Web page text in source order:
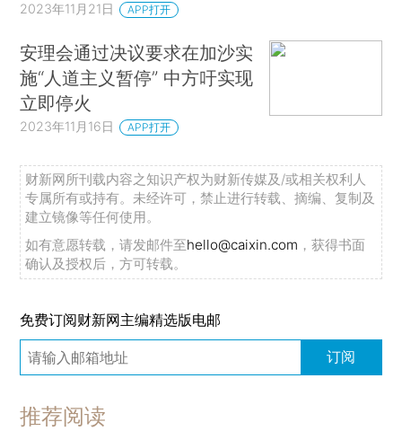
2023年11月21日 APP打开
安理会通过决议要求在加沙实
施“人道主义暂停” 中方吁实现
立即停火
2023年11月16日 APP打开
财新网所刊载内容之知识产权为财新传媒及/或相关权利人
专属所有或持有。未经许可，禁止进行转载、摘编、复制及
建立镜像等任何使用。
如有意愿转载，请发邮件至hello@caixin.com ，获得书面
确认及授权后，方可转载。
免费订阅财新网主编精选版电邮
订阅
推荐阅读